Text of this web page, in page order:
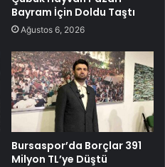
Bayram İçin Doldu Taştı
Ağustos 6, 2026
Bursaspor’da Borçlar 391
Milyon TL’ye Düştü